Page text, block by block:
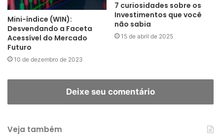
Mini-índice (WIN):
Desvendando a Faceta
Acessível do Mercado
Futuro
10 de dezembro de 2023
7 curiosidades sobre os
Investimentos que você
não sabia
15 de abril de 2025
Deixe seu comentário
Veja também